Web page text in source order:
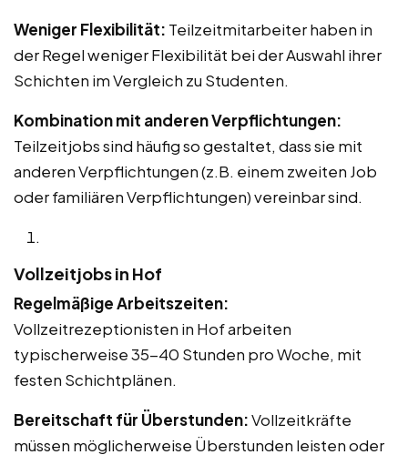
Weniger Flexibilität: Teilzeitmitarbeiter haben in
der Regel weniger Flexibilität bei der Auswahl ihrer
Schichten im Vergleich zu Studenten.
Kombination mit anderen Verpflichtungen:
Teilzeitjobs sind häufig so gestaltet, dass sie mit
anderen Verpflichtungen (z.B. einem zweiten Job
oder familiären Verpflichtungen) vereinbar sind.
Vollzeitjobs in Hof
Regelmäßige Arbeitszeiten:
Vollzeitrezeptionisten in Hof arbeiten
typischerweise 35-40 Stunden pro Woche, mit
festen Schichtplänen.
Bereitschaft für Überstunden:Vollzeitkräfte
müssen möglicherweise Überstunden leisten oder